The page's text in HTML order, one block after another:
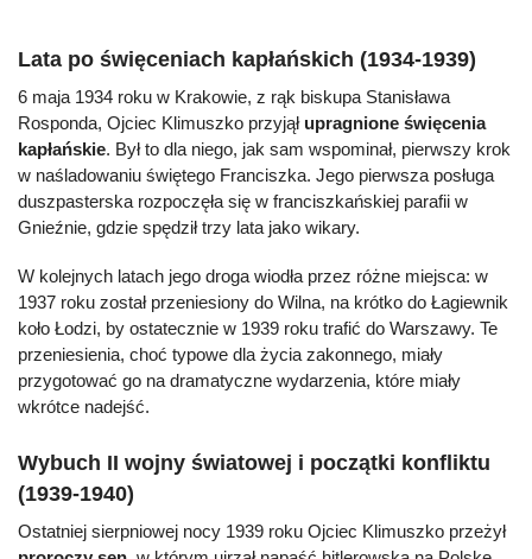
Lata po święceniach kapłańskich (1934-1939)
6 maja 1934 roku w Krakowie, z rąk biskupa Stanisława
Rosponda, Ojciec Klimuszko przyjął upragnione święcenia
kapłańskie. Był to dla niego, jak sam wspominał, pierwszy krok
w naśladowaniu świętego Franciszka. Jego pierwsza posługa
duszpasterska rozpoczęła się w franciszkańskiej parafii w
Gnieźnie, gdzie spędził trzy lata jako wikary.
W kolejnych latach jego droga wiodła przez różne miejsca: w
1937 roku został przeniesiony do Wilna, na krótko do Łagiewnik
koło Łodzi, by ostatecznie w 1939 roku trafić do Warszawy. Te
przeniesienia, choć typowe dla życia zakonnego, miały
przygotować go na dramatyczne wydarzenia, które miały
wkrótce nadejść.
Wybuch II wojny światowej i początki konfliktu
(1939-1940)
Ostatniej sierpniowej nocy 1939 roku Ojciec Klimuszko przeżył